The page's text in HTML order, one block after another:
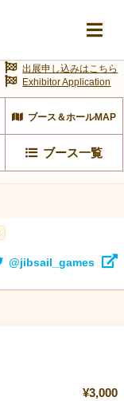
ブース＆ホールMAP
ブース一覧
出展申し込みはこちら
Exhibitor Application
@jibsail_games
¥3,000